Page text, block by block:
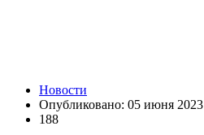
Новости
Опубликовано: 05 июня 2023
188